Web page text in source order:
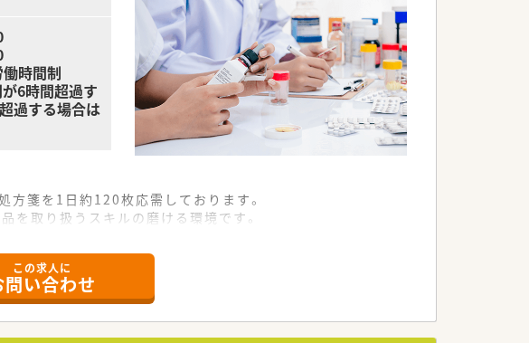
時間制
6時間超過す
過する場合は
箋を1日約120枚応需しております。
取り扱うスキルの磨ける環境です。
、安定した経営基盤を築いている法人です。
合わせた質の高いヘルスケアを提供しています。
く働き続けられる環境整備に注力しています。
この求人に
問い合わせ